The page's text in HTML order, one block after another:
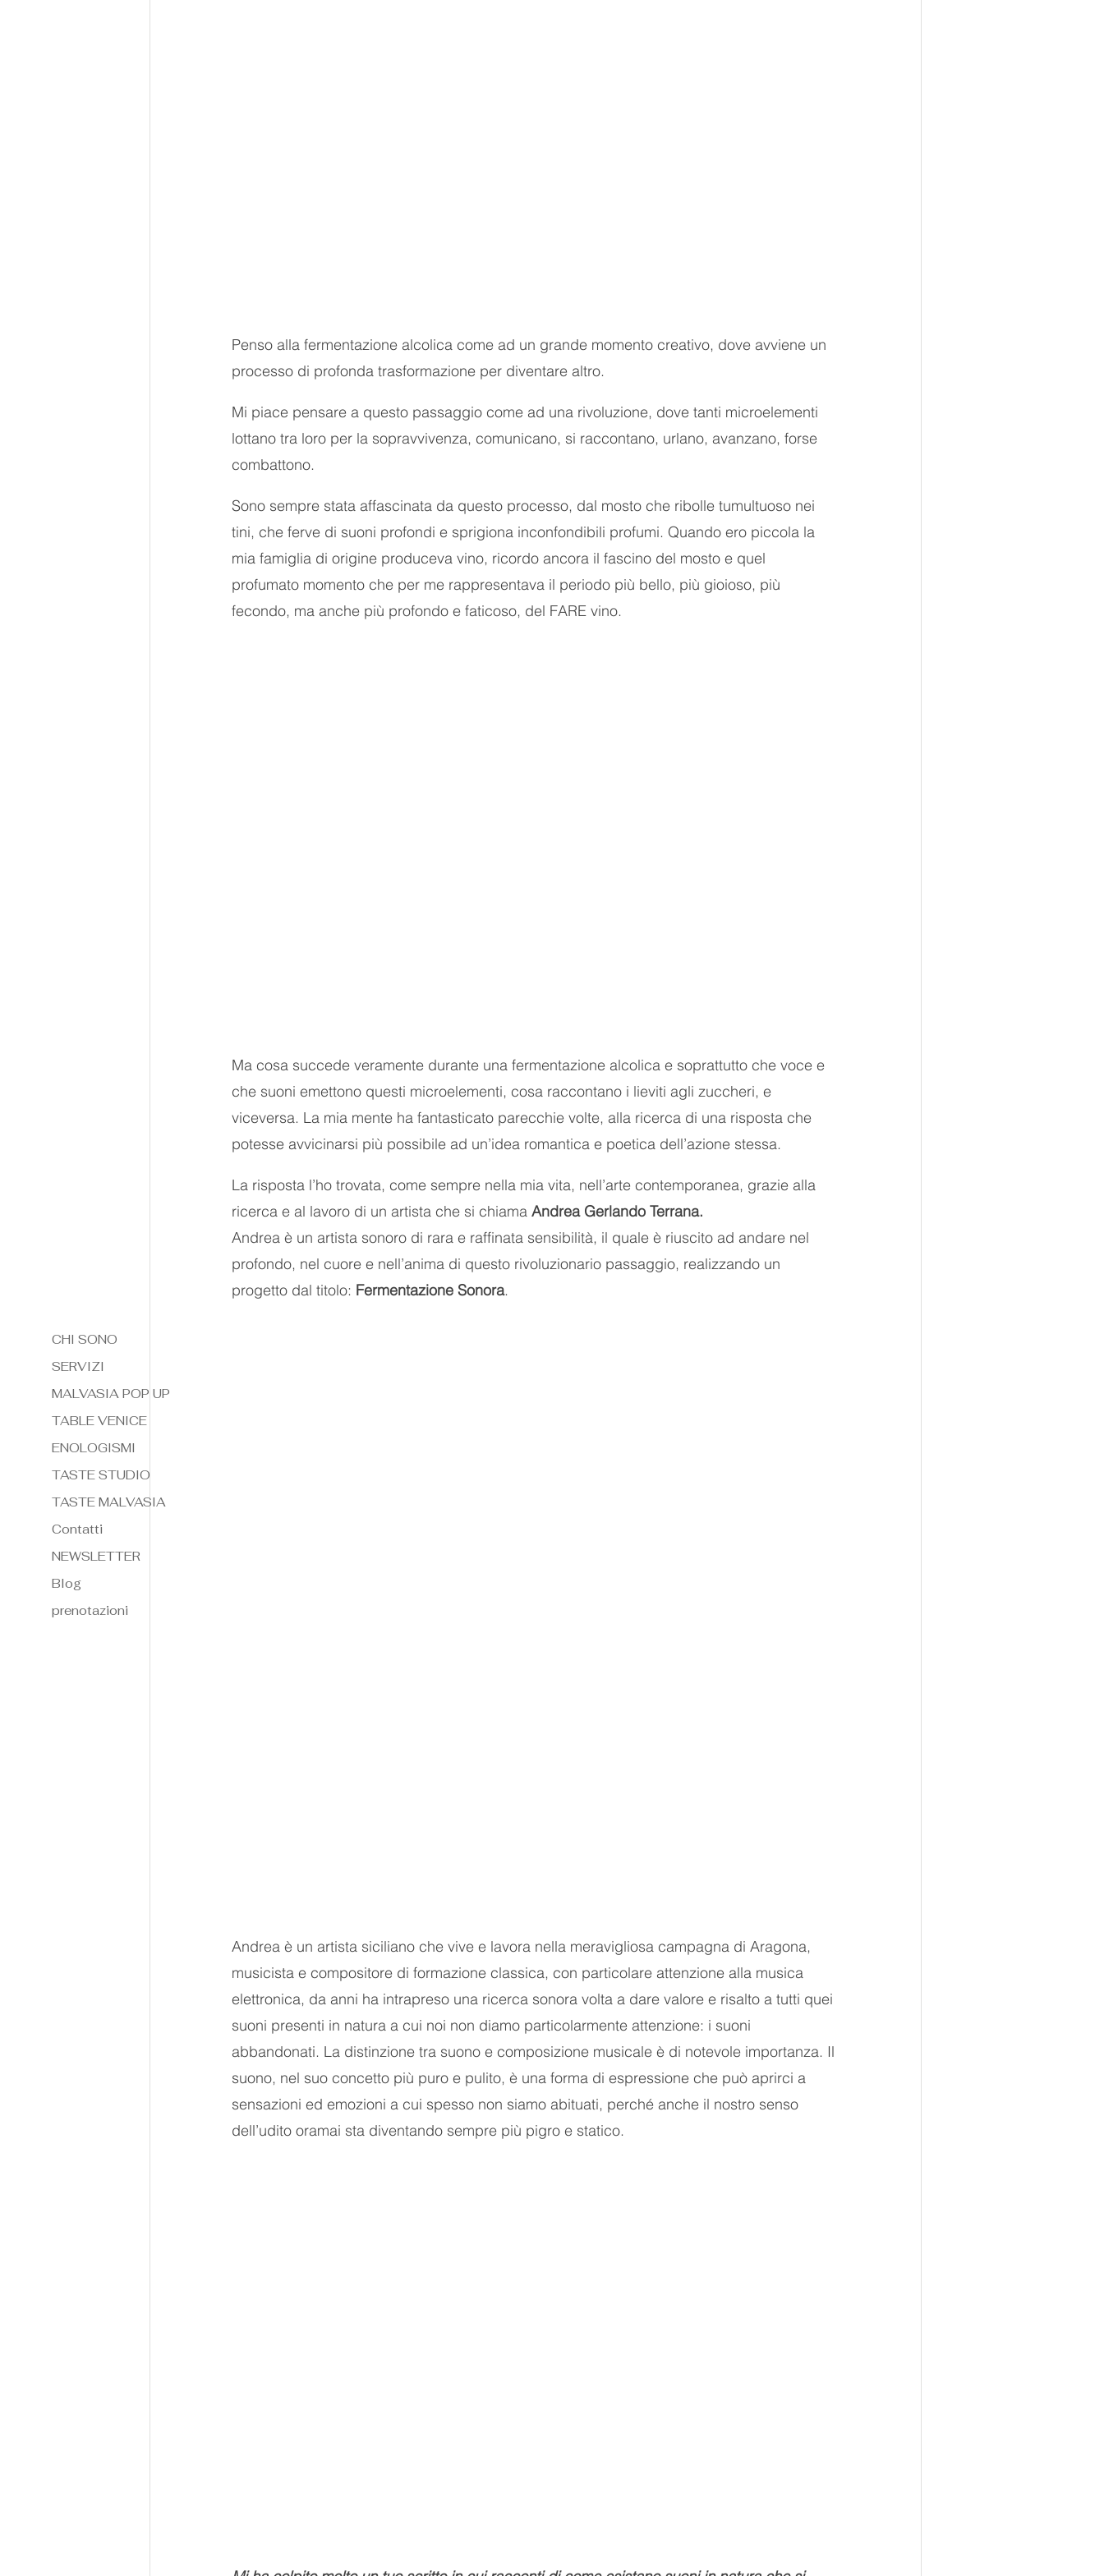
CHI SONO
SERVIZI
MALVASIA POP UP
TABLE VENICE
ENOLOGISMI
TASTE STUDIO
TASTE MALVASIA
Contatti
NEWSLETTER
Blog
prenotazioni
Penso alla fermentazione alcolica come ad un grande momento creativo, dove avviene un
processo di profonda trasformazione per diventare altro.
Mi piace pensare a questo passaggio come ad una rivoluzione, dove tanti microelementi
lottano tra loro per la sopravvivenza, comunicano, si raccontano, urlano, avanzano, forse
combattono.
Sono sempre stata affascinata da questo processo, dal mosto che ribolle tumultuoso nei
tini, che ferve di suoni profondi e sprigiona inconfondibili profumi. Quando ero piccola la
mia famiglia di origine produceva vino, ricordo ancora il fascino del mosto e quel
profumato momento che per me rappresentava il periodo più bello, più gioioso, più
fecondo, ma anche più profondo e faticoso, del FARE vino.
Ma cosa succede veramente durante una fermentazione alcolica e soprattutto che voce e
che suoni emettono questi microelementi, cosa raccontano i lieviti agli zuccheri, e
viceversa. La mia mente ha fantasticato parecchie volte, alla ricerca di una risposta che
potesse avvicinarsi più possibile ad un’idea romantica e poetica dell’azione stessa.
La risposta l’ho trovata, come sempre nella mia vita, nell’arte contemporanea, grazie alla
ricerca e al lavoro di un artista che si chiama Andrea Gerlando Terrana.
Andrea è un artista sonoro di rara e raffinata sensibilità, il quale è riuscito ad andare nel
profondo, nel cuore e nell’anima di questo rivoluzionario passaggio, realizzando un
progetto dal titolo: Fermentazione Sonora.
Andrea è un artista siciliano che vive e lavora nella meravigliosa campagna di Aragona,
musicista e compositore di formazione classica, con particolare attenzione alla musica
elettronica, da anni ha intrapreso una ricerca sonora volta a dare valore e risalto a tutti quei
suoni presenti in natura a cui noi non diamo particolarmente attenzione: i suoni
abbandonati. La distinzione tra suono e composizione musicale è di notevole importanza. Il
suono, nel suo concetto più puro e pulito, è una forma di espressione che può aprirci a
sensazioni ed emozioni a cui spesso non siamo abituati, perché anche il nostro senso
dell’udito oramai sta diventando sempre più pigro e statico.